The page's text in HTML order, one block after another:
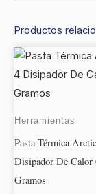
Productos
Herramientas
Pasta Térmica
Disipador De Calor
Gramos